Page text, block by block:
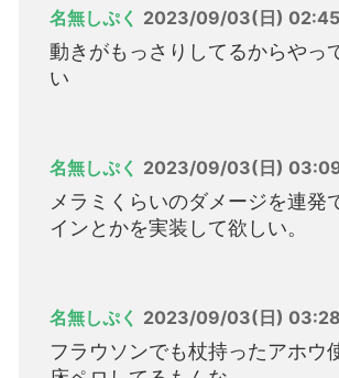
名無しぷく 2023/09/03(日) 02:45
動きがもっさりしてるからやっ
い
名無しぷく 2023/09/03(日)
メラミくらいのダメージを連発
インとかを実装して欲しい。
名無しぷく 2023/09/03(日) 03:28
フラウソンでも杖持ったアホウ